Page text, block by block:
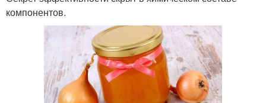
компонентов.